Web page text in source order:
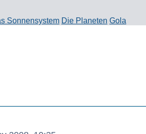
Sonnensystem Die Planeten Gola